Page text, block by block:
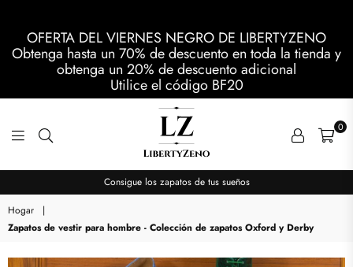
OFERTA DEL VIERNES NEGRO DE LIBERTYZENO
Obtenga hasta un 70% de descuento en toda la tienda y
obtenga un 20% de descuento adicional
Utilice el código BF20
LIBERTYZENO
0
Consigue los zapatos de tus sueños
Hogar
|
Zapatos de vestir para hombre - Colección de zapatos Oxford y Derby